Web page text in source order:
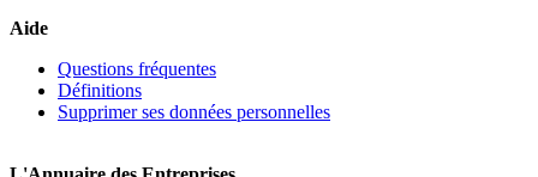
Aide
Questions fréquentes
Définitions
Supprimer ses données personnelles